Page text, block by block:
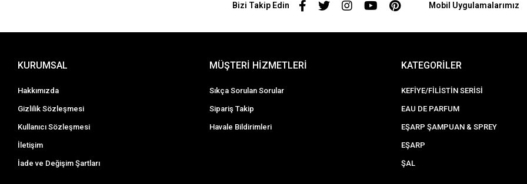
Bizi Takip Edin Mobil Uygulamalarımız
KURUMSAL
Hakkımızda
Gizlilik Sözleşmesi
Kullanıcı Sözleşmesi
İletişim
İade ve Değişim Şartları
MÜŞTERİ HİZMETLERİ
Sıkça Sorulan Sorular
Sipariş Takip
Havale Bildirimleri
KATEGORİLER
KEFİYE/FİLİSTİN SERİSİ
EAU DE PARFUM
EŞARP ŞAMPUAN & SPREY
EŞARP
ŞAL